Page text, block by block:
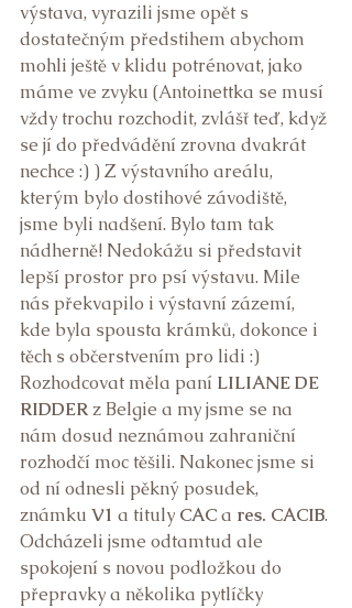
výstava, vyrazili jsme opět s
dostatečným předstihem abychom
mohli ještě v klidu potrénovat, jako
máme ve zvyku (Antoinettka se musí
vždy trochu rozchodit, zvlášť teď, když
se jí do předvádění zrovna dvakrát
nechce :) ) Z výstavního areálu,
kterým bylo dostihové závodiště,
jsme byli nadšení. Bylo tam tak
nádherně! Nedokážu si představit
lepší prostor pro psí výstavu. Mile
nás překvapilo i výstavní zázemí,
kde byla spousta krámků, dokonce i
těch s občerstvením pro lidi :)
Rozhodcovat měla paní LILIANE DE
RIDDER z Belgie a my jsme se na
nám dosud neznámou zahraniční
rozhodčí moc těšili. Nakonec jsme si
od ní odnesli pěkný posudek,
známku V1 a tituly CAC a res. CACIB.
Odcházeli jsme odtamtud ale
spokojení s novou podložkou do
přepravky a několika pytlíčky